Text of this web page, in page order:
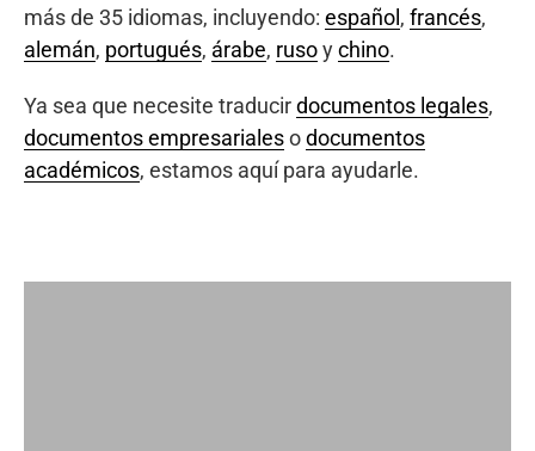
más de 35 idiomas, incluyendo: español , francés,
alemán, portugués, árabe, rusoychino.
Ya sea que necesite traducirdocumentos legales,
documentos empresarialesodocumentos
académicos, estamos aquí para ayudarle.